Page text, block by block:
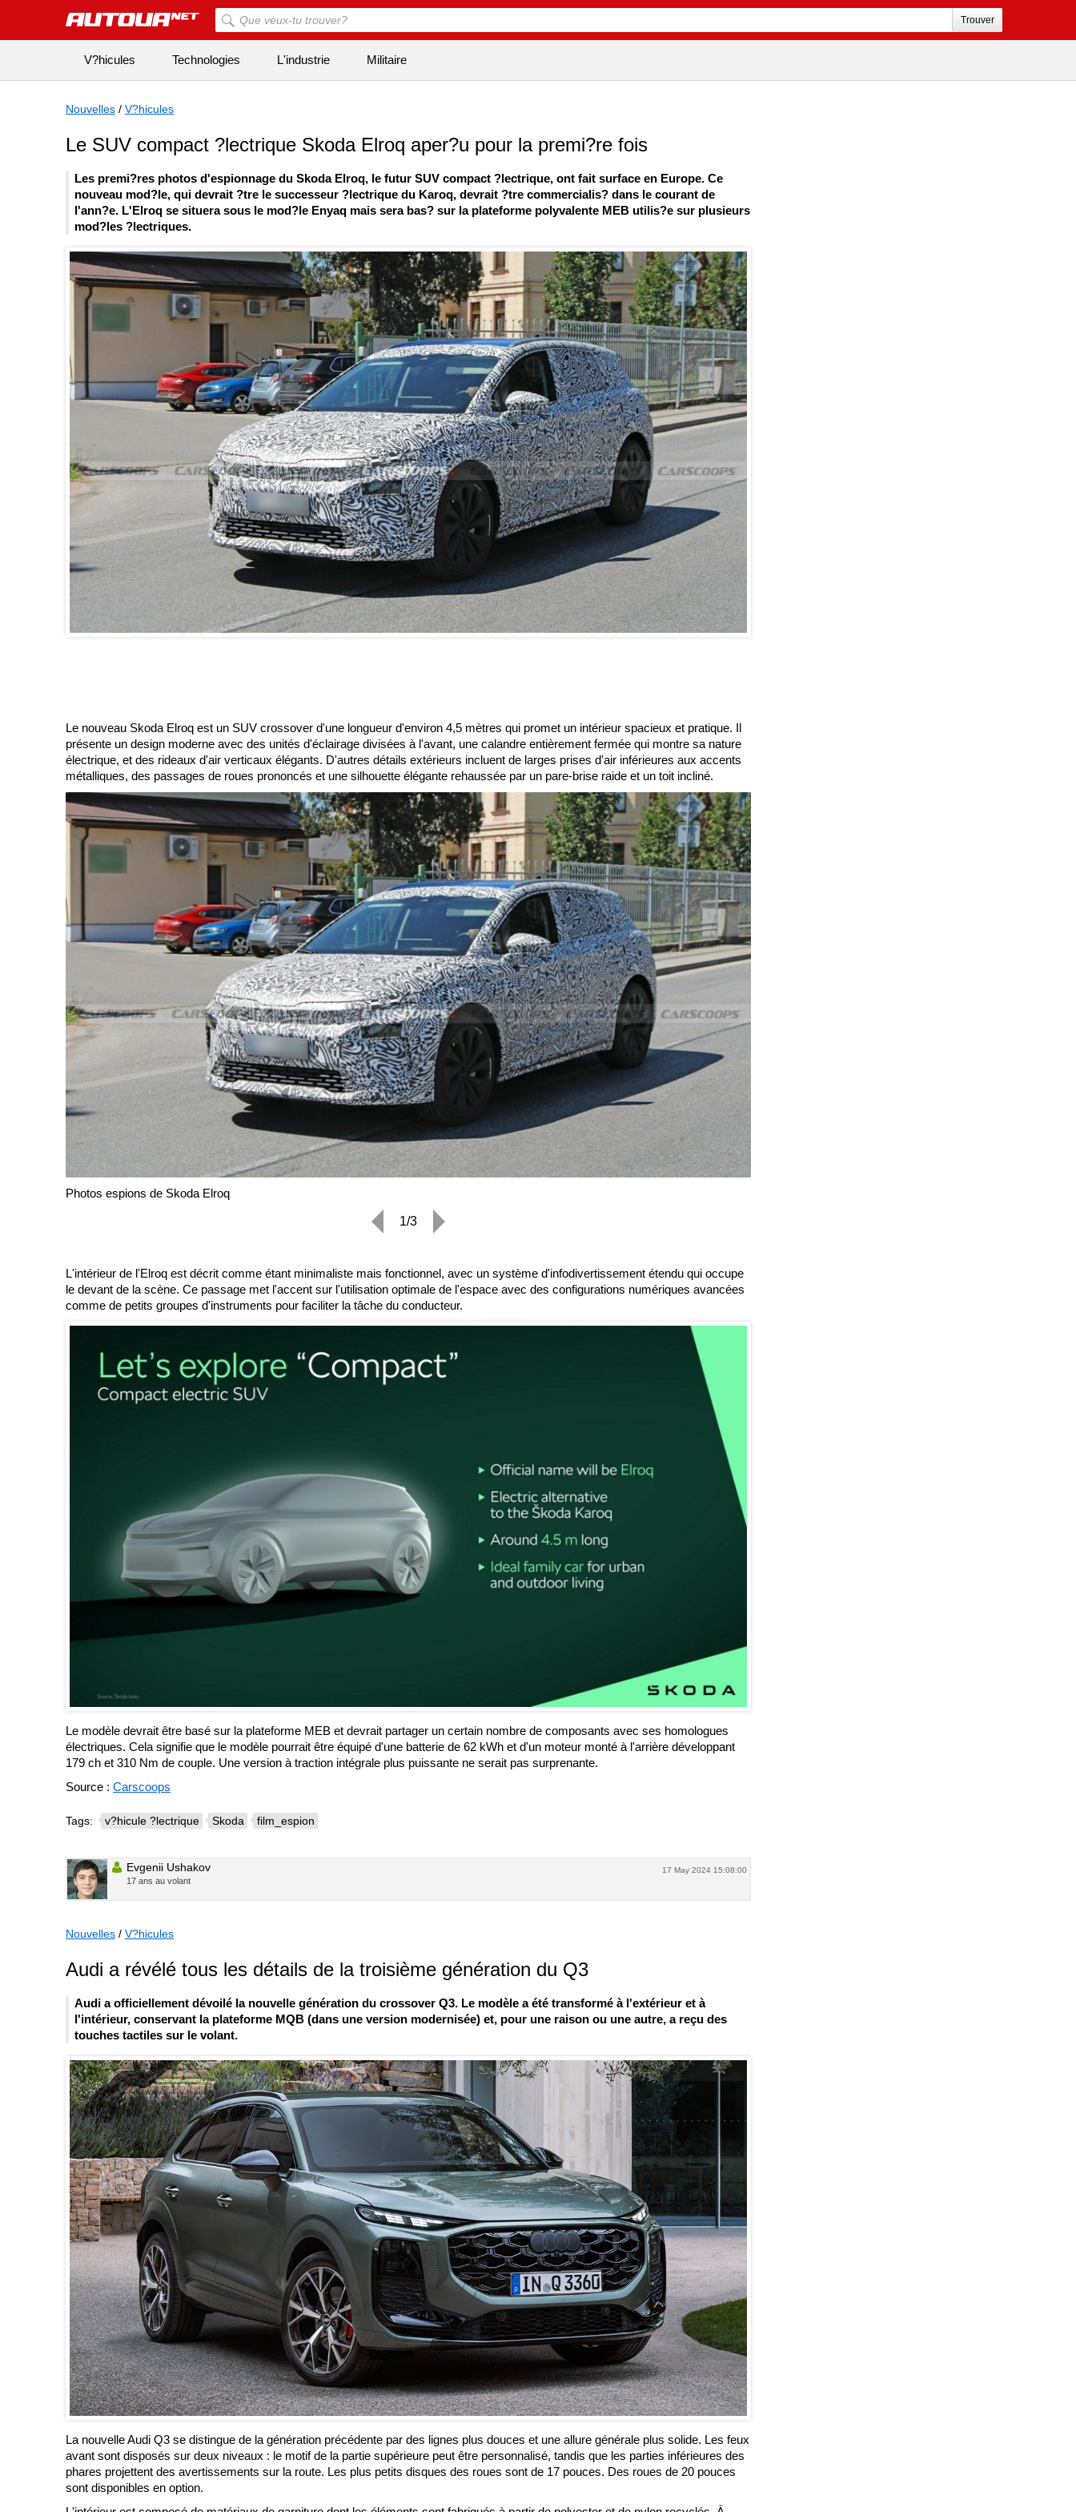
Trouver
V?hicules Technologies L'industrie Militaire
Nouvelles / V?hicules
Le SUV compact ?lectrique Skoda Elroq aper?u pour la premi?re fois
Les premi?res photos d'espionnage du Skoda Elroq, le futur SUV compact ?lectrique, ont fait surface en Europe. Ce
nouveau mod?le, qui devrait ?tre le successeur ?lectrique du Karoq, devrait ?tre commercialis? dans le courant de
l'ann?e. L'Elroq se situera sous le mod?le Enyaq mais sera bas? sur la plateforme polyvalente MEB utilis?e sur plusieurs
mod?les ?lectriques.
Le nouveau Skoda Elroq est un SUV crossover d'une longueur d'environ 4,5 mètres qui promet un intérieur spacieux et pratique. Il
présente un design moderne avec des unités d'éclairage divisées à l'avant, une calandre entièrement fermée qui montre sa nature
électrique, et des rideaux d'air verticaux élégants. D'autres détails extérieurs incluent de larges prises d'air inférieures aux accents
métalliques, des passages de roues prononcés et une silhouette élégante rehaussée par un pare-brise raide et un toit incliné.
Photos espions de Skoda Elroq
1/3
L'intérieur de l'Elroq est décrit comme étant minimaliste mais fonctionnel, avec un système d'infodivertissement étendu qui occupe
le devant de la scène. Ce passage met l'accent sur l'utilisation optimale de l'espace avec des configurations numériques avancées
comme de petits groupes d'instruments pour faciliter la tâche du conducteur.
Le modèle devrait être basé sur la plateforme MEB et devrait partager un certain nombre de composants avec ses homologues
électriques. Cela signifie que le modèle pourrait être équipé d'une batterie de 62 kWh et d'un moteur monté à l'arrière développant
179 ch et 310 Nm de couple. Une version à traction intégrale plus puissante ne serait pas surprenante.
Source : Carscoops
Tags: v?hicule ?lectrique Skoda film_espion
17 May 2024 15:08:00
Evgenii Ushakov
17 ans au volant
Nouvelles / V?hicules
Audi a révélé tous les détails de la troisième génération du Q3
Audi a officiellement dévoilé la nouvelle génération du crossover Q3. Le modèle a été transformé à l'extérieur et à
l'intérieur, conservant la plateforme MQB (dans une version modernisée) et, pour une raison ou une autre, a reçu des
touches tactiles sur le volant.
La nouvelle Audi Q3 se distingue de la génération précédente par des lignes plus douces et une allure générale plus solide. Les feux
avant sont disposés sur deux niveaux : le motif de la partie supérieure peut être personnalisé, tandis que les parties inférieures des
phares projettent des avertissements sur la route. Les plus petits disques des roues sont de 17 pouces. Des roues de 20 pouces
sont disponibles en option.